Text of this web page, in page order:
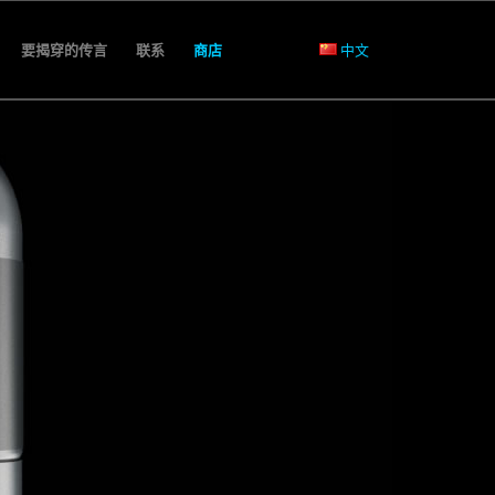
要揭穿的传言 联系 商店 中文